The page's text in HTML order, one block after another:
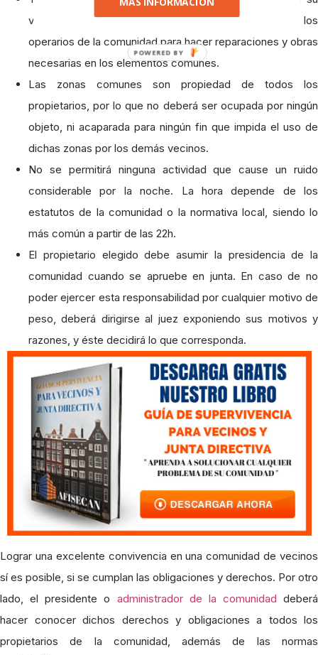
vivienda y crear las servidumbres necesarias a los
operarios de la comunidad para hacer reparaciones y obras
necesarias en los elementos comunes.
Las zonas comunes son propiedad de todos los
propietarios, por lo que no deberá ser ocupada por ningún
objeto, ni acaparada para ningún fin que impida el uso de
dichas zonas por los demás vecinos.
No se permitirá ninguna actividad que cause un ruido
considerable por la noche. La hora depende de los
estatutos de la comunidad o la normativa local, siendo lo
más común a partir de las 22h.
El propietario elegido debe asumir la presidencia de la
comunidad cuando se apruebe en junta. En caso de no
poder ejercer esta responsabilidad por cualquier motivo de
peso, deberá dirigirse al juez exponiendo sus motivos y
razones, y éste decidirá lo que corresponda.
Lograr una excelente convivencia en una comunidad de vecinos
sí es posible, si se cumplan las obligaciones y derechos. Por otro
lado, el presidente o administrador de la comunidad deberá
hacer conocer dichos derechos y obligaciones a todos los
propietarios de la comunidad, además de las normas
POWERED BY